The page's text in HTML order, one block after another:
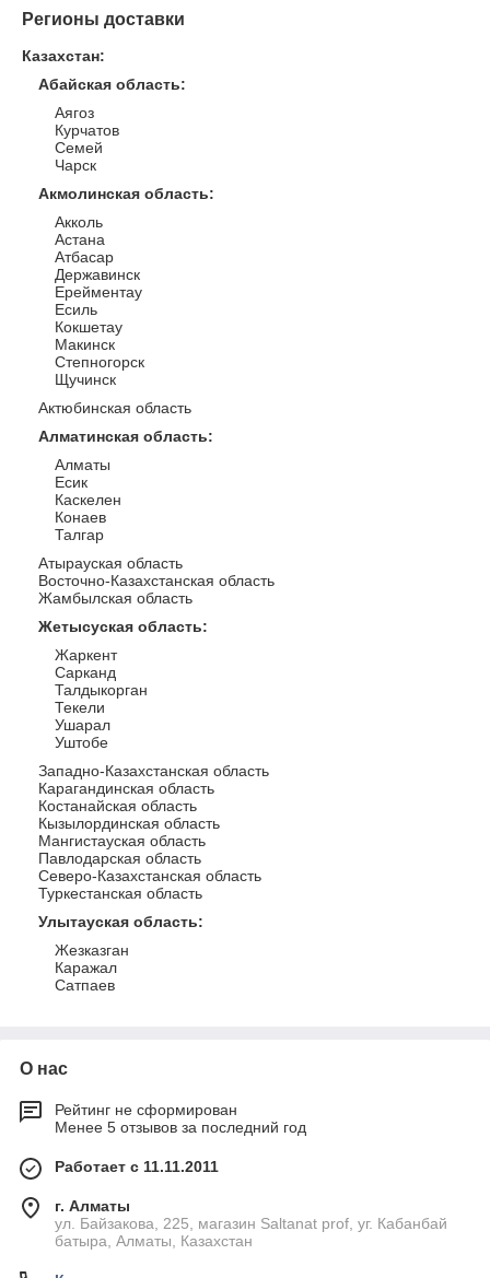
Регионы доставки
Казахстан:
Абайская область:
Аягоз
Курчатов
Семей
Чарск
Акмолинская область:
Акколь
Астана
Атбасар
Державинск
Ерейментау
Есиль
Кокшетау
Макинск
Степногорск
Щучинск
Актюбинская область
Алматинская область:
Алматы
Есик
Каскелен
Конаев
Талгар
Атырауская область
Восточно-Казахстанская область
Жамбылская область
Жетысуская область:
Жаркент
Сарканд
Талдыкорган
Текели
Ушарал
Уштобе
Западно-Казахстанская область
Карагандинская область
Костанайская область
Кызылординская область
Мангистауская область
Павлодарская область
Северо-Казахстанская область
Туркестанская область
Улытауская область:
Жезказган
Каражал
Сатпаев
О нас
Рейтинг не сформирован
Менее 5 отзывов за последний год
Работает с 11.11.2011
г. Алматы
ул. Байзакова, 225, магазин Saltanat prof, уг. Кабанбай
батыра, Алматы, Казахстан